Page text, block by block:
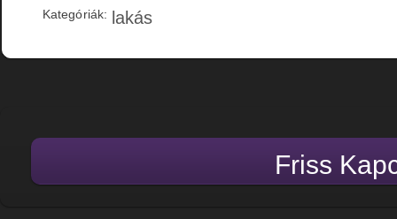
Kategóriák: lakás
Friss